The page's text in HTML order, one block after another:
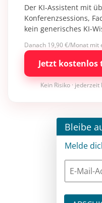
Der KI-Assistent mit
Konferenzsessions,
kein generisches KI-
Danach 19,90 €/Monat mit
Jetzt kostenlos
Kein Risiko ·
Bleibe
Melde